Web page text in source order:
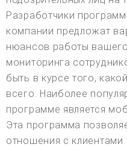
Разработчики
компании предложат
нюансов работы
мониторинга
быть в курсе того,
всего. Наиболее
программе является
Эта программа
отношения с